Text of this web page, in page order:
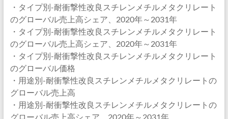
・タイプ別-耐衝撃性改良スチレンメチルメタクリレート
のグローバル売上高シェア、2020年～2031年
・タイプ別-耐衝撃性改良スチレンメチルメタクリレート
のグローバル売上高シェア、2020年～2031年
・タイプ別-耐衝撃性改良スチレンメチルメタクリレート
のグローバル価格
・用途別-耐衝撃性改良スチレンメチルメタクリレートの
グローバル売上高
・用途別-耐衝撃性改良スチレンメチルメタクリレートの
グローバル売上高シェア、2020年～2031年